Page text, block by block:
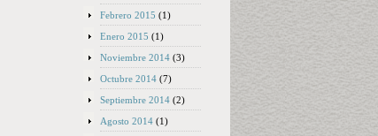
Febrero 2015 (1)
Enero 2015 (1)
Noviembre 2014 (3)
Octubre 2014 (7)
Septiembre 2014 (2)
Agosto 2014 (1)